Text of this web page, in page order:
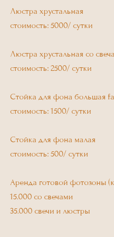
Люстра хрустальная
стоимость: 5000/ сутки
Люстра хрустальная со
стоимость: 2500/ сутки
Стойка для фона большая
стоимость: 1500/ сутки
Стойка для фона малая
стоимость: 500/ сутки
Аренда готовой фотозоны
15.000 со свечами
35.000 свечи и люстры